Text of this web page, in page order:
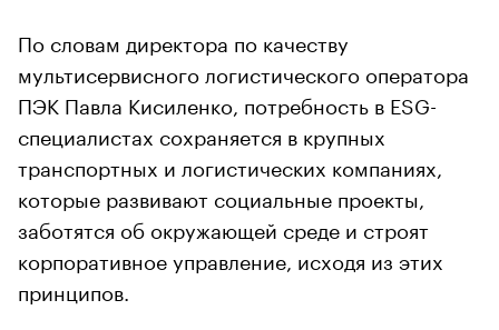
По словам директора по качеству
мультисервисного логистического оператора
ПЭК Павла Кисиленко, потребность в ESG-
специалистах сохраняется в крупных
транспортных и логистических компаниях,
которые развивают социальные проекты,
заботятся об окружающей среде и строят
корпоративное управление, исходя из этих
принципов.